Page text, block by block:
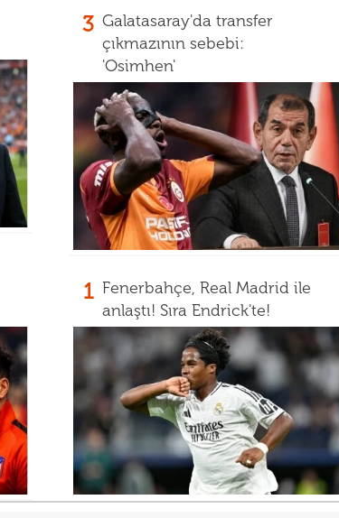
3 Galatasaray'da transfer
çıkmazının sebebi:
'Osimhen'
1 Fenerbahçe, Real Madrid ile
anlaştı! Sıra Endrick'te!